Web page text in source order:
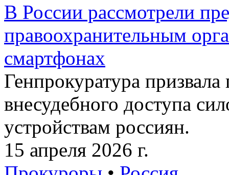
В России рассмотрели
правоохранительным
смартфонах
Генпрокуратура
внесудебного доступа
устройствам россиян.
15 апреля 2026 г.